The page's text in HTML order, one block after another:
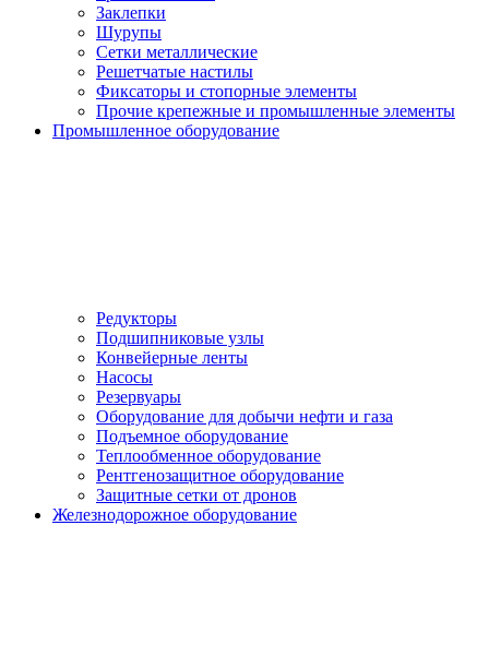
Заклепки
Шурупы
Сетки металлические
Решетчатые настилы
Фиксаторы и стопорные элементы
Прочие крепежные и промышленные элементы
Промышленное оборудование
Редукторы
Подшипниковые узлы
Конвейерные ленты
Насосы
Резервуары
Оборудование для добычи нефти и газа
Подъемное оборудование
Теплообменное оборудование
Рентгенозащитное оборудование
Защитные сетки от дронов
Железнодорожное оборудование